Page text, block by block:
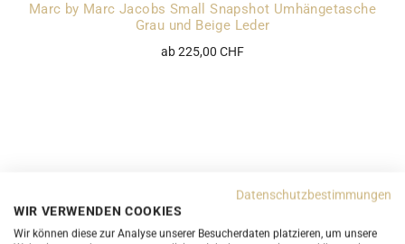
Marc by Marc Jacobs Small Snapshot Umhängetasche
Grau und Beige Leder
ab 225,00 CHF
Datenschutzbestimmungen
WIR VERWENDEN COOKIES
Wir können diese zur Analyse unserer Besucherdaten platzieren, um unsere